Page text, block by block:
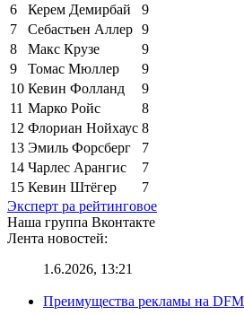
6
Керем Демирбай
9
7
Себастьен Аллер 9
8
Макс Крузе
9
9
Томас Мюллер
9
10 Кевин Фолланд
9
11 Марко Ройс
8
12 Флориан Нойхаус 8
13 Эмиль Форсберг
7
14 Чарлес Арангис
7
15 Кевин Штёгер
7
Эксперт ра рейтинговое
Наша группа Вконтакте
Лента новостей:
1.6.2026, 13:21
Преимущества рекламы на